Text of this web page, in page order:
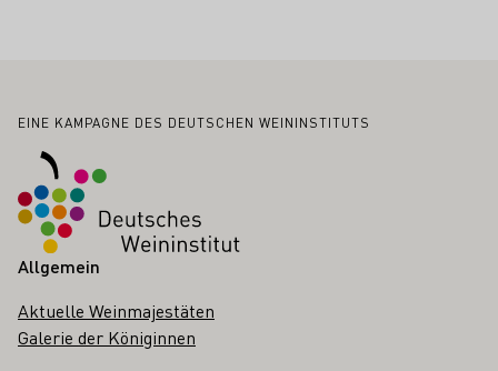
Fußbereich
EINE KAMPAGNE DES DEUTSCHEN WEININSTITUTS
Allgemein
Aktuelle Weinmajestäten
Galerie der Königinnen